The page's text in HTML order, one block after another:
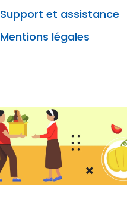
Support et assistance
Mentions légales